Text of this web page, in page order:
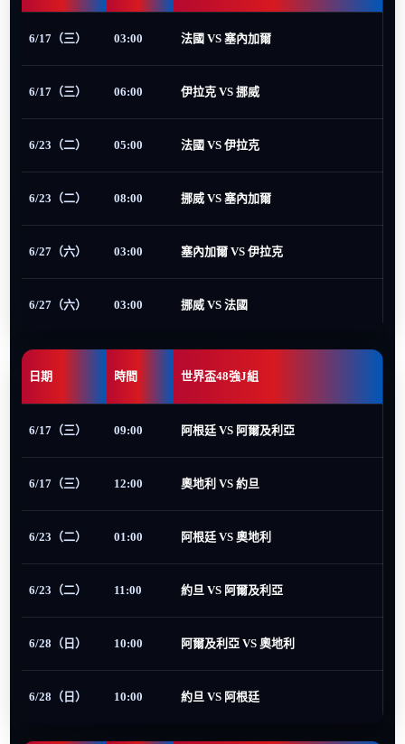
6/17（三） 03:00 法國 VS 塞內加爾
6/17（三） 06:00 伊拉克 VS 挪威
6/23（二） 05:00 法國 VS 伊拉克
6/23（二） 08:00 挪威 VS 塞內加爾
6/27（六） 03:00 塞內加爾 VS 伊拉克
6/27（六） 03:00 挪威 VS 法國
日期 時間 世界盃48強J組
6/17（三） 09:00 阿根廷 VS 阿爾及利亞
6/17（三） 12:00 奧地利 VS 約旦
6/23（二） 01:00 阿根廷 VS 奧地利
6/23（二） 11:00 約旦 VS 阿爾及利亞
6/28（日） 10:00 阿爾及利亞 VS 奧地利
6/28（日） 10:00 約旦 VS 阿根廷